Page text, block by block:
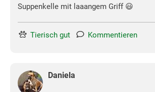
Suppenkelle mit laaangem Griff 😃
Tierisch gut Kommentieren
Daniela